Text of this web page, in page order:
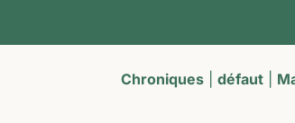
Chroniques |défaut